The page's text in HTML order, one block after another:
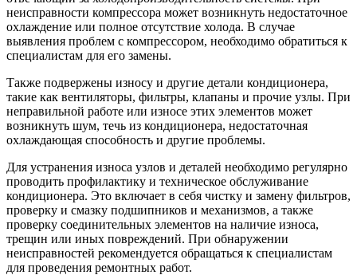
неисправности компрессора может возникнуть недостаточное
охлаждение или полное отсутствие холода. В случае
выявления проблем с компрессором, необходимо обратиться к
специалистам для его замены.
Также подвержены износу и другие детали кондиционера,
такие как вентиляторы, фильтры, клапаны и прочие узлы. При
неправильной работе или износе этих элементов может
возникнуть шум, течь из кондиционера, недостаточная
охлаждающая способность и другие проблемы.
Для устранения износа узлов и деталей необходимо регулярно
проводить профилактику и техническое обслуживание
кондиционера. Это включает в себя чистку и замену фильтров,
проверку и смазку подшипников и механизмов, а также
проверку соединительных элементов на наличие износа,
трещин или иных повреждений. При обнаружении
неисправностей рекомендуется обращаться к специалистам
для проведения ремонтных работ.